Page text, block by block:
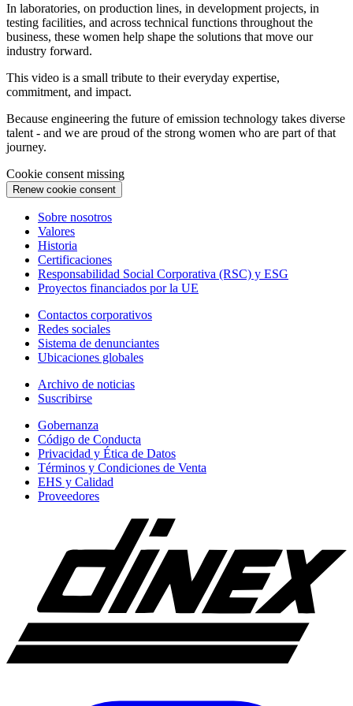
In laboratories, on production lines, in development projects, in
testing facilities, and across technical functions throughout the
business, these women help shape the solutions that move our
industry forward.
This video is a small tribute to their everyday expertise,
commitment, and impact.
Because engineering the future of emission technology takes diverse
talent - and we are proud of the strong women who are part of that
journey.
Cookie consent missing
Renew cookie consent
Sobre nosotros
Valores
Historia
Certificaciones
Responsabilidad Social Corporativa (RSC) y ESG
Proyectos financiados por la UE
Contactos corporativos
Redes sociales
Sistema de denunciantes
Ubicaciones globales
Archivo de noticias
Suscribirse
Gobernanza
Código de Conducta
Privacidad y Ética de Datos
Términos y Condiciones de Venta
EHS y Calidad
Proveedores